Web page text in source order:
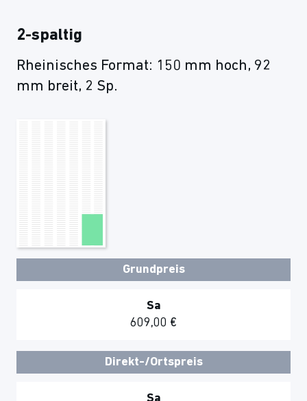
2-spaltig
Rheinisches Format: 150 mm hoch, 92
mm breit, 2 Sp.
Grundpreis
Sa
609,00 €
Direkt-/Ortspreis